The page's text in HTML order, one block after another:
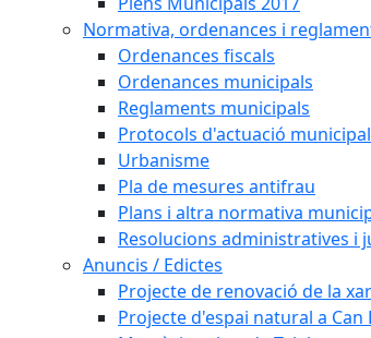
Normativa, ordenances i
Ordenances fiscals
Ordenances municipals
Reglaments municipals
Protocols d'actuació municipal
Urbanisme
Pla de mesures antifrau
Plans i altra normativa
Resolucions administratives i
Anuncis / Edictes
Projecte de renovació de la
Projecte d'espai natural a Can